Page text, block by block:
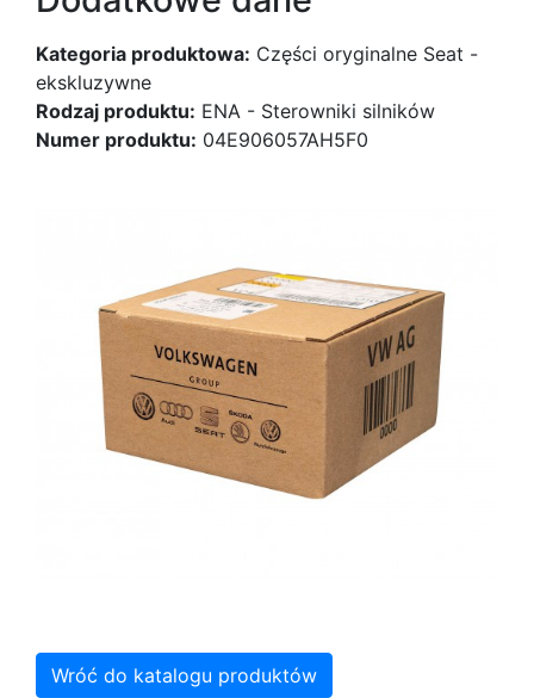
Kategoria produktowa: Części oryginalne Seat -
ekskluzywne
Rodzaj produktu: ENA - Sterowniki silników
Numer produktu: 04E906057AH5F0
Wróć do katalogu produktów